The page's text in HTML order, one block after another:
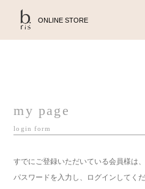
ONLINE STORE
my page
login form
すでにご登録いただいている会員様は
パスワードを入力し、ログインしてくだ